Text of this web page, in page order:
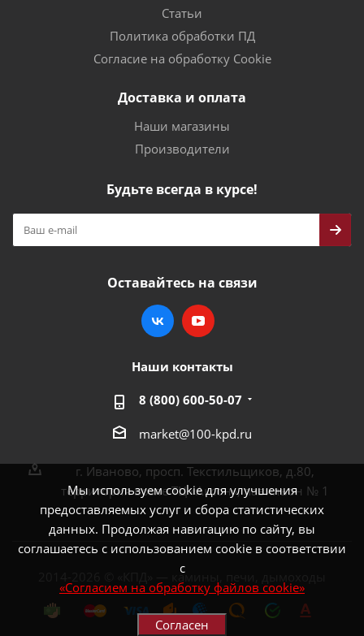
Мы используем cookie для улучшения
предоставляемых услуг и сбора статистических
данных. Продолжая навигацию по сайту, вы
соглашаетесь с использованием cookie в соответствии
с
«Согласием на обработку файлов cookie»
Согласен
Статьи
Политика обработки ПД
Согласие на обработку Cookie
Доставка и оплата
Наши магазины
Производители
Будьте всегда в курсе!
Оставайтесь на связи
Наши контакты
8 (800) 600-50-07
market@100-kpd.ru
г. Иваново, просп. Текстильщиков, д.80,
территория возле ТЦ «Аксон», павильон № 1
2014-2026 © «КПД» — камины, печи, дымоходы